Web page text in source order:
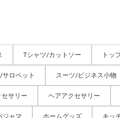
Tシャツ/カットソー トッ
ロペット スーツ/ビジネス小物
セサリー ヘアアクセサリー
ジャマ ホームグッズ キッ